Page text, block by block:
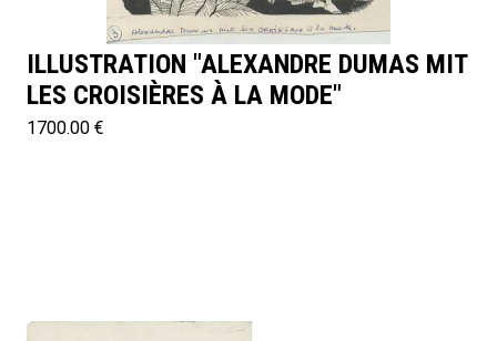
ILLUSTRATION "ALEXANDRE DUMAS MIT
LES CROISIÈRES À LA MODE"
1700.00 €